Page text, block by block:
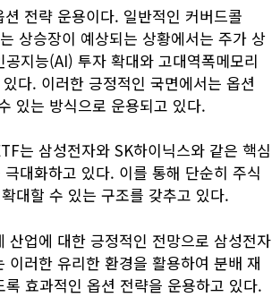
전략 운용이다. 일반적인 커버드콜
상승장이 예상되는 상황에서는 주가 상
지능(AI) 투자 확대와 고대역폭메모리
다. 이러한 긍정적인 국면에서는 옵션
있는 방식으로 운용되고 있다.
는 삼성전자와 SK하이닉스와 같은 핵심
대화하고 있다. 이를 통해 단순히 주식
대할 수 있는 구조를 갖추고 있다.
업에 대한 긍정적인 전망으로 삼성전자
러한 유리한 환경을 활용하여 분배 재
효과적인 옵션 전략을 운용하고 있다.